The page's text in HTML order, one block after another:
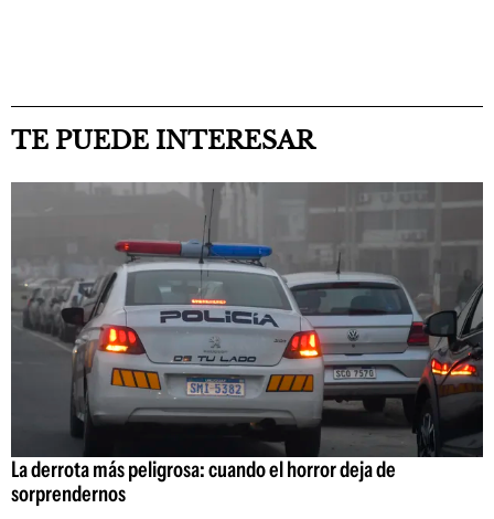
TE PUEDE INTERESAR
La derrota más peligrosa: cuando el horror deja de
sorprendernos